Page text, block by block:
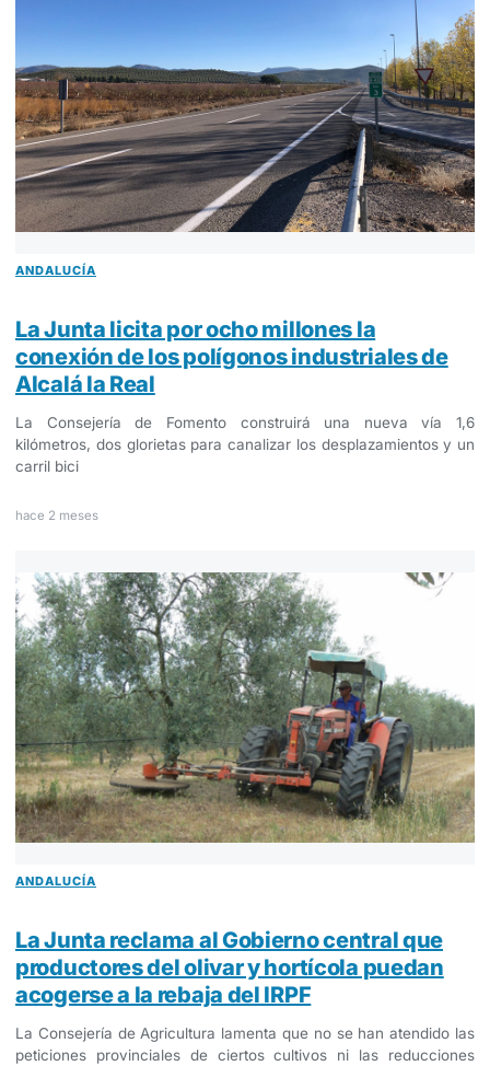
ANDALUCÍA
La Junta licita por ocho millones la
conexión de los polígonos industriales de
Alcalá la Real
La Consejería de Fomento construirá una nueva vía 1,6
kilómetros, dos glorietas para canalizar los desplazamientos y un
carril bici
hace 2 meses
ANDALUCÍA
La Junta reclama al Gobierno central que
productores del olivar y hortícola puedan
acogerse a la rebaja del IRPF
La Consejería de Agricultura lamenta que no se han atendido las
peticiones provinciales de ciertos cultivos ni las reducciones